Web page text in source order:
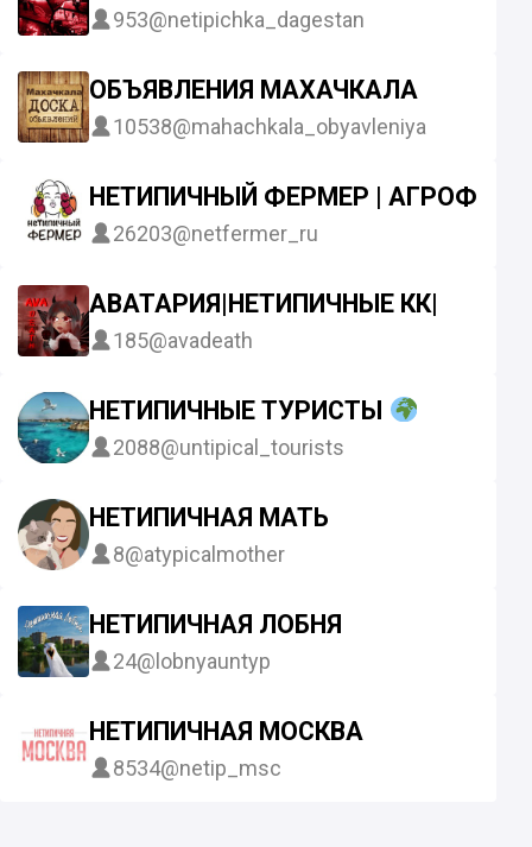
953@netipichka_dagestan
ОБЪЯВЛЕНИЯ МАХАЧКАЛА
10538@mahachkala_obyavleniya
НЕТИПИЧНЫЙ ФЕРМЕР |
26203@netfermer_ru
АВАТАРИЯ|НЕТИПИЧНЫЕ КК|
185@avadeath
НЕТИПИЧНЫЕ ТУРИСТЫ
2088@untipical_tourists
НЕТИПИЧНАЯ МАТЬ
8@atypicalmother
НЕТИПИЧНАЯ ЛОБНЯ
24@lobnyauntyp
НЕТИПИЧНАЯ МОСКВА
8534@netip_msc